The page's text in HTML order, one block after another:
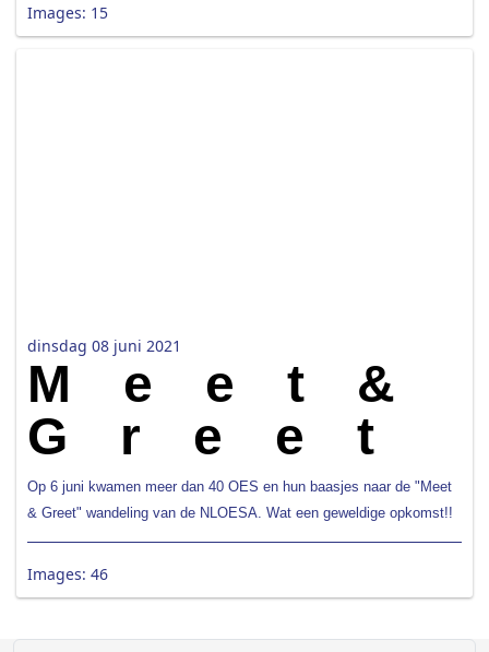
Images: 15
dinsdag 08 juni 2021
Meet&
Greet
Op 6 juni kwamen meer dan 40 OES en hun baasjes naar de "Meet
& Greet" wandeling van de NLOESA. Wat een geweldige opkomst!!
Images: 46